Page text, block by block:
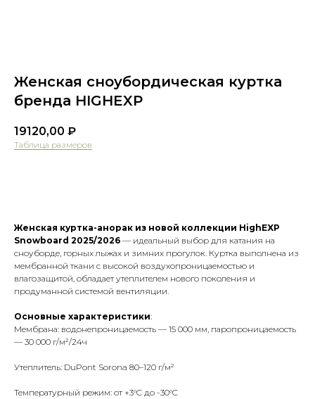
Женская сноубордическая куртка
бренда HIGHEXP
19120,00 ₽
Таблица размеров
Женская куртка-анорак из новой коллекции HighEXP
Snowboard 2025/2026 — идеальный выбор для катания на
сноуборде, горных лыжах и зимних прогулок. Куртка выполнена из
мембранной ткани с высокой воздухопроницаемостью и
влагозащитой, обладает утеплителем нового поколения и
продуманной системой вентиляции.
Основные характеристики:
Мембрана: водонепроницаемость — 15 000 мм, паропроницаемость
— 30 000 г/м²/24ч
Утеплитель: DuPont Sorona 80–120 г/м²
Температурный режим: от +3°C до -30°C